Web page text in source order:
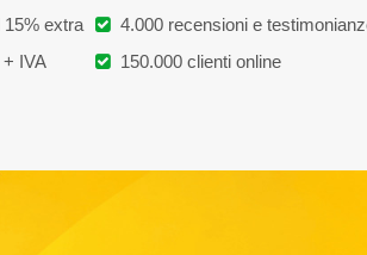
15% extra
IVA
4.000 recensioni e
150.000 clienti online